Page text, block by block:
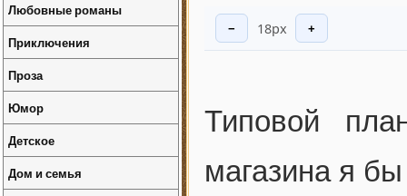
− 18px +
Типовой
магазина я
Любовные романы
Приключения
Проза
Юмор
Детское
Дом и семья